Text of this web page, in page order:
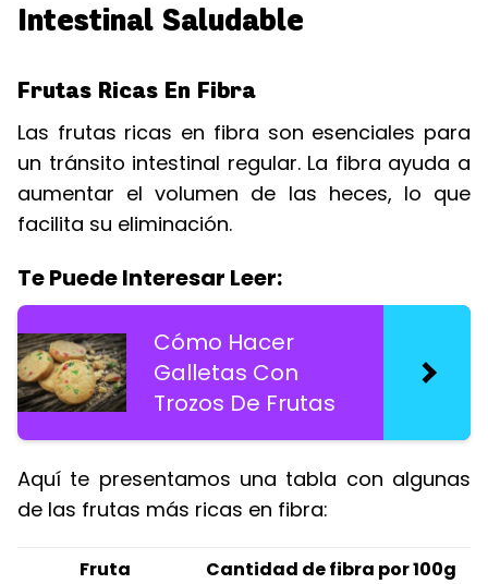
Intestinal Saludable
Frutas Ricas En Fibra
Las frutas ricas en fibra son esenciales para
un tránsito intestinal regular. La fibra ayuda a
aumentar el volumen de las heces, lo que
facilita su eliminación.
Te Puede Interesar Leer:
Cómo Hacer
Galletas Con
Trozos De Frutas
Aquí te presentamos una tabla con algunas
de las frutas más ricas en fibra:
Fruta
Cantidad de fibra por 100g